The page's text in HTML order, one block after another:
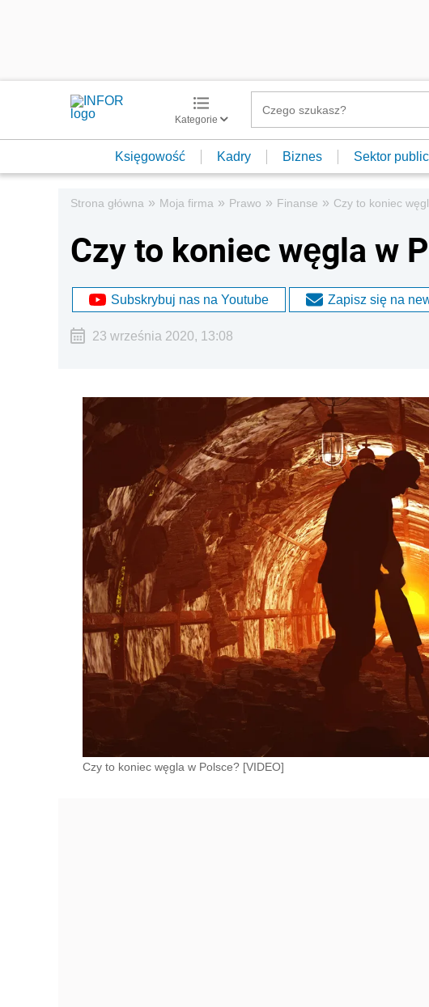
Kategorie
Księgowość Kadry Biznes Sektor
Strona główna » Moja firma » Prawo » Finanse » Czy to koniec
Czy to koniec węgla w
Subskrybuj nas na Youtube Zapisz się na
23 września 2020, 13:08
Czy to koniec węgla w Polsce? [VIDEO]